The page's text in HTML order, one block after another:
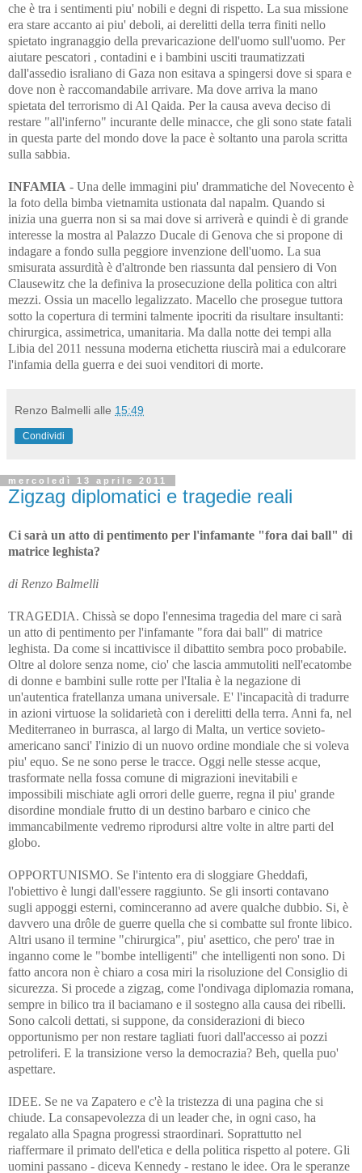
che è tra i sentimenti piu' nobili e degni di rispetto. La sua missione
era stare accanto ai piu' deboli, ai derelitti della terra finiti nello
spietato ingranaggio della prevaricazione dell'uomo sull'uomo. Per
aiutare pescatori , contadini e i bambini usciti traumatizzati
dall'assedio israliano di Gaza non esitava a spingersi dove si spara e
dove non è raccomandabile arrivare. Ma dove arriva la mano
spietata del terrorismo di Al Qaida. Per la causa aveva deciso di
restare "all'inferno" incurante delle minacce, che gli sono state fatali
in questa parte del mondo dove la pace è soltanto una parola scritta
sulla sabbia.
INFAMIA - Una delle immagini piu' drammatiche del Novecento è
la foto della bimba vietnamita ustionata dal napalm. Quando si
inizia una guerra non si sa mai dove si arriverà e quindi è di grande
interesse la mostra al Palazzo Ducale di Genova che si propone di
indagare a fondo sulla peggiore invenzione dell'uomo. La sua
smisurata assurdità è d'altronde ben riassunta dal pensiero di Von
Clausewitz che la definiva la prosecuzione della politica con altri
mezzi. Ossia un macello legalizzato. Macello che prosegue tuttora
sotto la copertura di termini talmente ipocriti da risultare insultanti:
chirurgica, assimetrica, umanitaria. Ma dalla notte dei tempi alla
Libia del 2011 nessuna moderna etichetta riuscirà mai a edulcorare
l'infamia della guerra e dei suoi venditori di morte.
Renzo Balmelli alle 15:49
Condividi
mercoledì 13 aprile 2011
Zigzag diplomatici e tragedie reali
Ci sarà un atto di pentimento per l'infamante "fora dai ball" di
matrice leghista?
di Renzo Balmelli
TRAGEDIA. Chissà se dopo l'ennesima tragedia del mare ci sarà
un atto di pentimento per l'infamante "fora dai ball" di matrice
leghista. Da come si incattivisce il dibattito sembra poco probabile.
Oltre al dolore senza nome, cio' che lascia ammutoliti nell'ecatombe
di donne e bambini sulle rotte per l'Italia è la negazione di
un'autentica fratellanza umana universale. E' l'incapacità di tradurre
in azioni virtuose la solidarietà con i derelitti della terra. Anni fa, nel
Mediterraneo in burrasca, al largo di Malta, un vertice sovieto-
americano sanci' l'inizio di un nuovo ordine mondiale che si voleva
piu' equo. Se ne sono perse le tracce. Oggi nelle stesse acque,
trasformate nella fossa comune di migrazioni inevitabili e
impossibili mischiate agli orrori delle guerre, regna il piu' grande
disordine mondiale frutto di un destino barbaro e cinico che
immancabilmente vedremo riprodursi altre volte in altre parti del
globo.
OPPORTUNISMO. Se l'intento era di sloggiare Gheddafi,
l'obiettivo è lungi dall'essere raggiunto. Se gli insorti contavano
sugli appoggi esterni, cominceranno ad avere qualche dubbio. Si, è
davvero una drôle de guerre quella che si combatte sul fronte libico.
Altri usano il termine "chirurgica", piu' asettico, che pero' trae in
inganno come le "bombe intelligenti" che intelligenti non sono. Di
fatto ancora non è chiaro a cosa miri la risoluzione del Consiglio di
sicurezza. Si procede a zigzag, come l'ondivaga diplomazia romana,
sempre in bilico tra il baciamano e il sostegno alla causa dei ribelli.
Sono calcoli dettati, si suppone, da considerazioni di bieco
opportunismo per non restare tagliati fuori dall'accesso ai pozzi
petroliferi. E la transizione verso la democrazia? Beh, quella puo'
aspettare.
IDEE. Se ne va Zapatero e c'è la tristezza di una pagina che si
chiude. La consapevolezza di un leader che, in ogni caso, ha
regalato alla Spagna progressi straordinari. Soprattutto nel
riaffermare il primato dell'etica e della politica rispetto al potere. Gli
uomini passano - diceva Kennedy - restano le idee. Ora le speranze